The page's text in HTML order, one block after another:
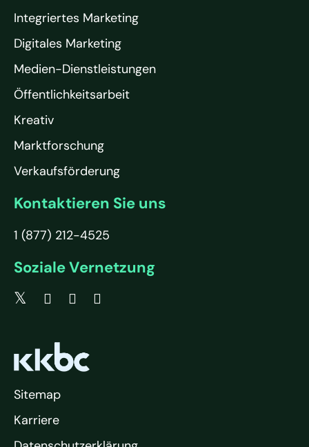
Integriertes Marketing
Digitales Marketing
Medien-Dienstleistungen
Öffentlichkeitsarbeit
Kreativ
Marktforschung
Verkaufsförderung
Kontaktieren Sie uns
1 (877) 212-4525
Soziale Vernetzung
Sitemap
Karriere